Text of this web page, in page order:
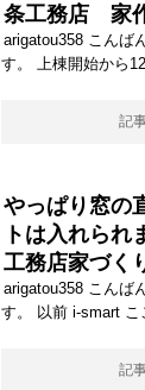
条工務店 家
arigatou358 こん
す。 上棟開始から
記
やっぱり窓の
トは入れられ
工務店家づく
arigatou358 こん
す。 以前 i-smart こ
記